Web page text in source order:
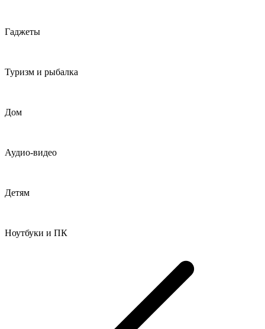
Гаджеты
Туризм и рыбалка
Дом
Аудио-видео
Детям
Ноутбуки и ПК